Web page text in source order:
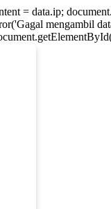
= data.ip;
mengambil